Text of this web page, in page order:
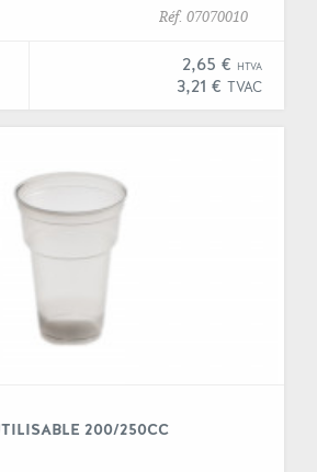
Réf. 07070010
2,65 € HTVA
3,21 €TVAC
Ajouter une unité de "Flûte à
200/250CC